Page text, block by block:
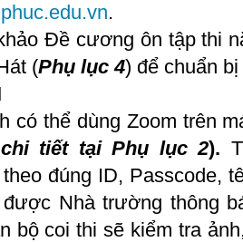
.
cương ôn tập thi
(Phụ lục 4) để chuẩn
dùng Zoom trên
tiết tại Phụ lục 2).
đúng ID, Passcode,
Nhà trường thông
bộ coi thi sẽ kiểm tra